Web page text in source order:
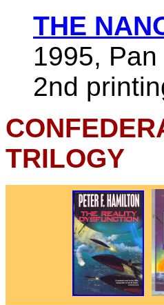
THE
1995,
2nd
TRILOGY